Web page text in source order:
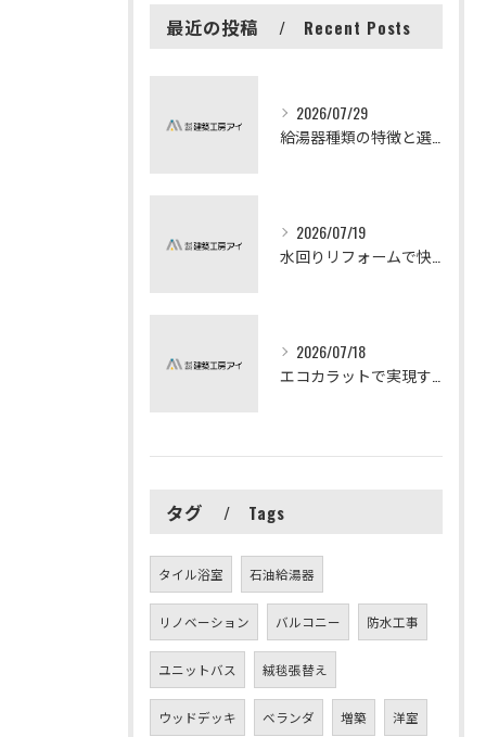
最近の投稿 Recent Posts
2026/07/29
2026/07/19
2026/07/18
タグ Tags
タイル浴室 石油給湯器
リノベーション バルコニー 防水工事
ユニットバス 絨毯張替え
ウッドデッキ ベランダ 増築 洋室